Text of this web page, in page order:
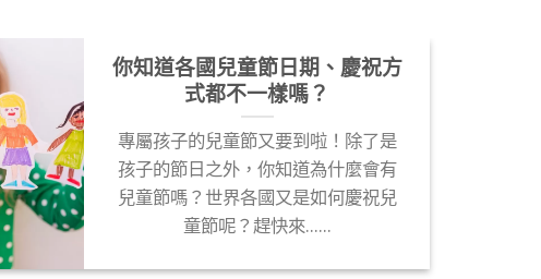
你知道各國兒童節日期、慶祝方
式都不一樣嗎？
專屬孩子的兒童節又要到啦！除了是
孩子的節日之外，你知道為什麼會有
兒童節嗎？世界各國又是如何慶祝兒
童節呢？趕快來......